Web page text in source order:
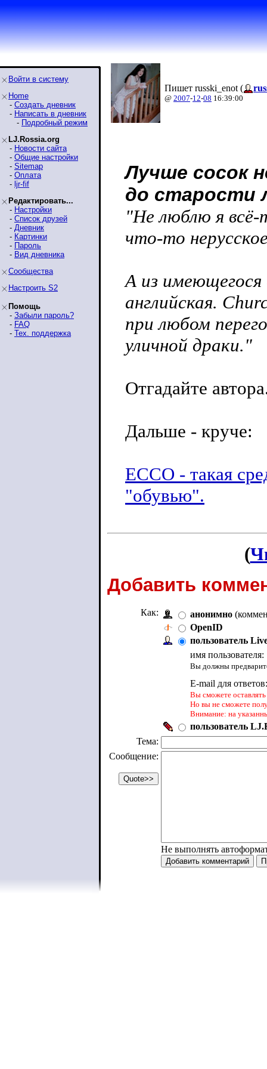
Войти в систему
Home
- Создать дневник
- Написать в дневник
- Подробный режим
LJ.Rossia.org
- Новости сайта
- Общие настройки
- Sitemap
- Оплата
- ljr-fif
Редактировать...
- Настройки
- Список друзей
- Дневник
- Картинки
- Пароль
- Вид дневника
Сообщества
Настроить S2
Помощь
- Забыли пароль?
- FAQ
- Тех. поддержка
Пишет russki_enot (
@ 2007-12-08 16:39:00
Лучше сосок
до старости
"Не люблю я всё-
что-то
А из
английская.
при любом
уличной драки."
Отгадайте
Дальше - круче:
ECCO - такая
"обувью".
(
Добавить
Как: анонимно
OpenID
пользователь
имя пользователя:
Вы должны
E-mail для
Вы сможете
Но вы не сможете
Внимание: на
пользователь
Тема:
Сообщение:
Не выполнять